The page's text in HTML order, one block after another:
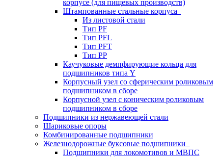
корпусе (для пищевых производств)
Штампованные стальные корпуса
Из листовой стали
Тип PF
Тип PFL
Тип PFT
Тип PP
Каучуковые демпфирующие кольца для
подшипников типа Y
Корпусный узел со сферическим роликовым
подшипником в сборе
Корпусной узел с коническим роликовым
подшипником в сборе
Подшипники из нержавеющей стали
Шариковые опоры
Комбинированные подшипники
Железнодорожные буксовые подшипники
Подшипники для локомотивов и МВПС